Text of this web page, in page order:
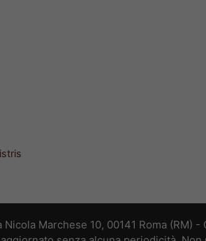
Marchese 10, 00141 Roma (RM)